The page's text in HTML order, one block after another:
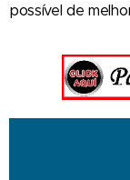
possível de